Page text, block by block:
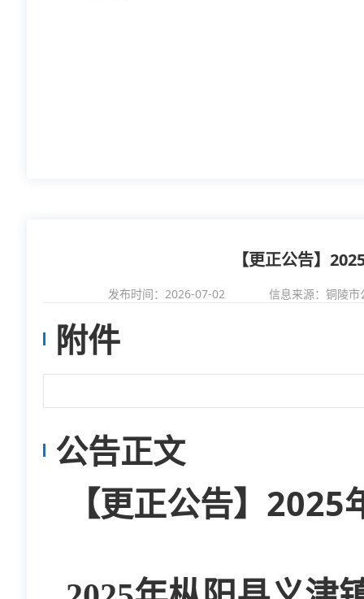
【更正公告】
发布时间：2026-07-02 信息来源： 铜陵市
附件
公告正文
【更正公告】